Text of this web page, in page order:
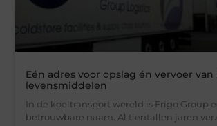
Eén adres voor opslag én vervoer
levensmiddelen
In de koeltransport wereld is Frigo Group
betrouwbare naam. Al tientallen jaren